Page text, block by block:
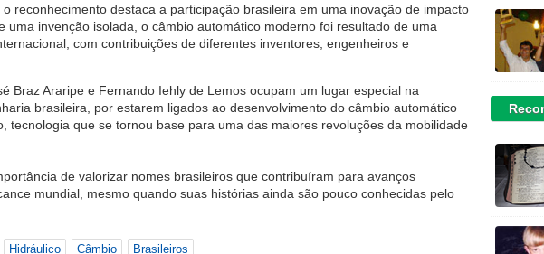
o reconhecimento destaca a participação brasileira em uma inovação de impacto
uma invenção isolada, o câmbio automático moderno foi resultado de uma
com contribuições de diferentes inventores, engenheiros e
Braz Araripe e Fernando Iehly de Lemos ocupam um lugar especial na
brasileira, por estarem ligados ao desenvolvimento do câmbio automático
tecnologia que se tornou base para uma das maiores revoluções da mobilidade
de valorizar nomes brasileiros que contribuíram para avanços
mundial, mesmo quando suas histórias ainda são pouco conhecidas pelo
Hidráulico Câmbio Brasileiros